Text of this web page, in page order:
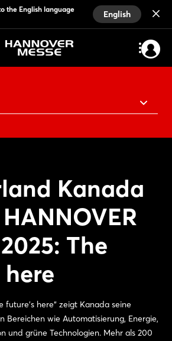
the English language
English
Kanada
The
here
future’s here“ zeigt Kanada seine
Bereichen wie Automatisierung, Energie,
und grüne Technologien. Mehr als 200